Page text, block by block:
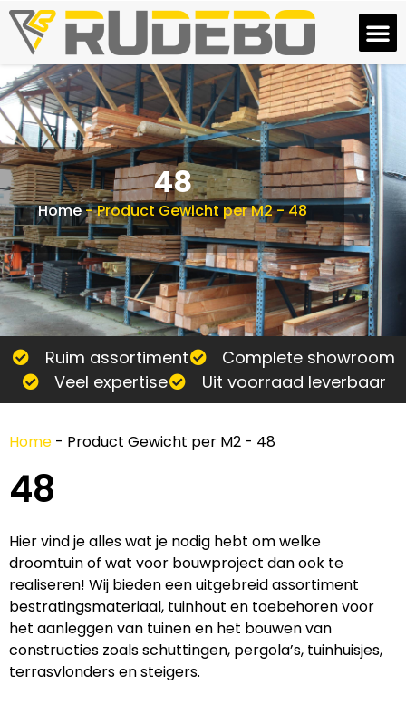
48
Home-Product Gewicht per M2-48
Ruim assortiment
Complete showroom
Veel expertise
Uit voorraad leverbaar
Home - Product Gewicht per M2 - 48
48
Hier vind je alles wat je nodig hebt om welke
droomtuin of wat voor bouwproject dan ook te
realiseren! Wij bieden een uitgebreid assortiment
bestratingsmateriaal, tuinhout en toebehoren voor
het aanleggen van tuinen en het bouwen van
constructies zoals schuttingen, pergola’s, tuinhuisjes,
terrasvlonders en steigers.